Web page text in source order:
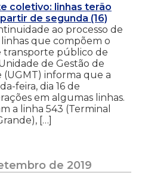
coletivo: linhas terão
de segunda (16)
ao processo de
linhas que compõem o
transporte público de
de Gestão de
informa que a
feira, dia 16 de
em algumas linhas.
a linha 543 (Terminal
[…]
de 2019